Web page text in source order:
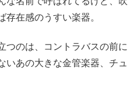
在感のうすい楽器。
つのは、コントラバスの前に
いあの大きな金管楽器、チュ